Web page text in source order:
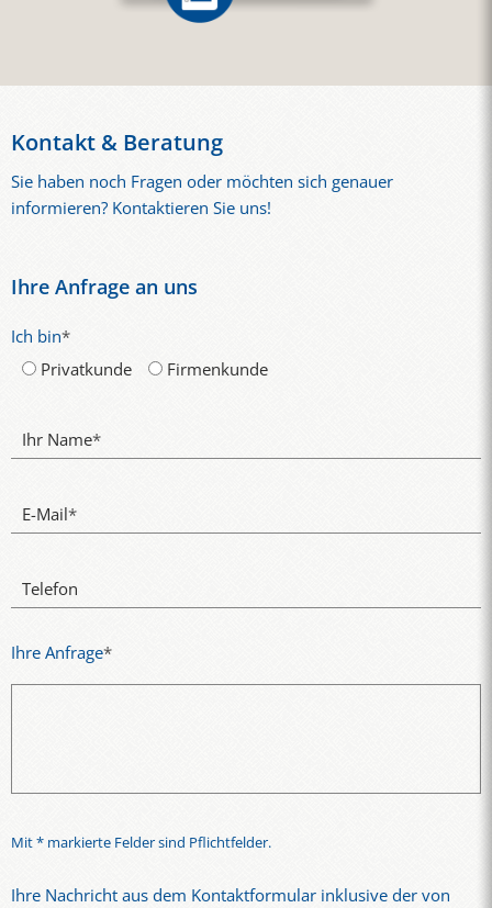
Kontakt & Beratung
Sie haben noch Fragen oder möchten sich genauer
informieren? Kontaktieren Sie uns!
Ihre Anfrage an uns
Ich bin*
Privatkunde
Firmenkunde
Ihr Name*
E-Mail*
Telefon
Ihre Anfrage*
Mit * markierte Felder sind Pflichtfelder.
Ihre Nachricht aus dem Kontaktformular inklusive der von